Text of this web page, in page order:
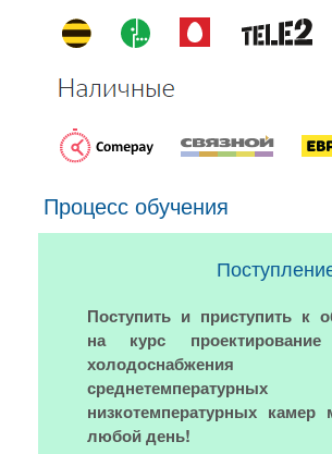
Процесс обучения
Поступить и приступить к
на курс проектирование
холодоснабжения
низкотемпературных
любой день!